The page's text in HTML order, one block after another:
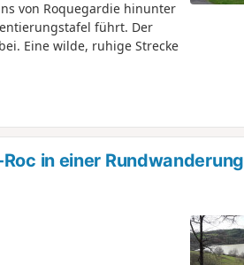
von Roquegardie hinunter
führt. Der
Eine wilde, ruhige Strecke
in einer Rundwanderung